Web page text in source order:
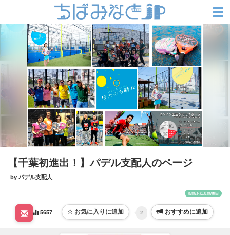
【千葉初進出！】パデル支配人のページ
by パデル支配人
浜野/おゆみ野/誉田
5657 2 おすすめに追加